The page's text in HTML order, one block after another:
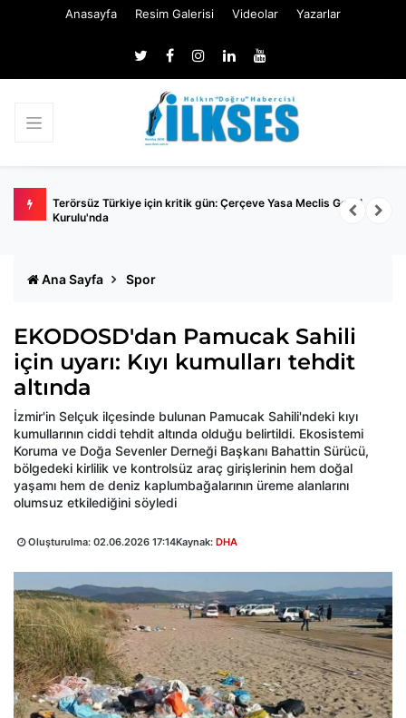
Anasayfa Resim Galerisi Videolar Yazarlar
Terörsüz Türkiye için kritik gün: Çerçeve Yasa Meclis Genel
Kurulu'nda
Ana Sayfa Spor
EKODOSD'dan Pamucak Sahili
için uyarı: Kıyı kumulları tehdit
altında
İzmir'in Selçuk ilçesinde bulunan Pamucak Sahili'ndeki kıyı
kumullarının ciddi tehdit altında olduğu belirtildi. Ekosistemi
Koruma ve Doğa Sevenler Derneği Başkanı Bahattin Sürücü,
bölgedeki kirlilik ve kontrolsüz araç girişlerinin hem doğal
yaşamı hem de deniz kaplumbağalarının üreme alanlarını
olumsuz etkilediğini söyledi
Oluşturulma: 02.06.2026 17:14Kaynak: DHA